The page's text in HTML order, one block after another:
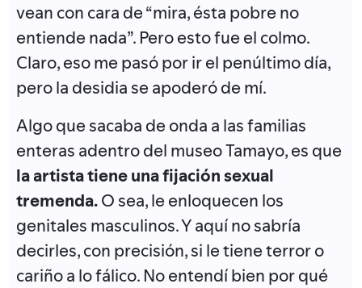
vean con cara de “mira, ésta pobre no
entiende nada”. Pero esto fue el colmo.
Claro, eso me pasó por ir el penúltimo día,
pero la desidia se apoderó de mí.
Algo que sacaba de onda a las familias
enteras adentro del museo Tamayo, es que
la artista tiene una fijación sexual
tremenda.O sea, le enloquecen los
genitales masculinos. Y aquí no sabría
decirles, con precisión, si le tiene terror o
cariño a lo fálico. No entendí bien por qué